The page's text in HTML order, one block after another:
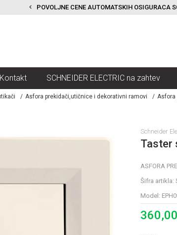
POVOLJNE CENE AUTOMATSKIH OSIGURACA
Kontakt SCHNEIDER ELECTRIC na zahtev
Asfora prekidači,utičnice i dekorativni ramovi Asfora
Schneider
Taster
ASFORA
Šifra artikla:
Model:
360,00